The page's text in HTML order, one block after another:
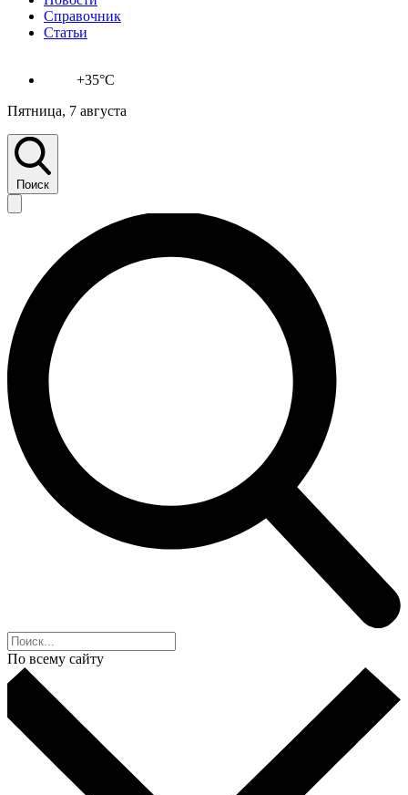
Справочник
Статьи
+35°C
Пятница, 7 августа
Поиск
По всему сайту